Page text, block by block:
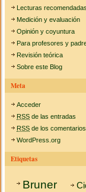
Lecturas recomendadas
Medición y evaluación
Opinión y coyuntura
Para profesores y
Revisión teórica
Sobre este Blog
Meta
Acceder
RSS de las entradas
RSS de los comentarios
WordPress.org
Etiquetas
Bruner